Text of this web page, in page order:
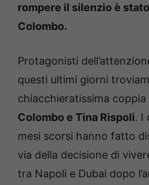
rompere il silenzio è
Colombo.
Protagonisti
questi ultimi giorni
chiacchieratissima
Colombo e Tina Rispoli. I
mesi scorsi hanno fatto
via della decisione di
tra Napoli e Dubai dopo